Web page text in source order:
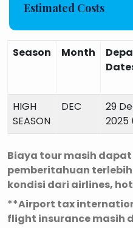
Estimated Costs
Season Month
HIGH
SEASON
DEC
29
Biaya tour masih
pemberitahuan
kondisi dari airlines,
**Airport tax
flight insurance masih